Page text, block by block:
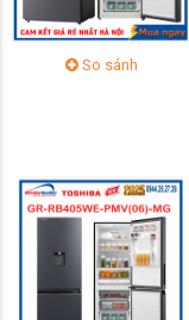
So sánh